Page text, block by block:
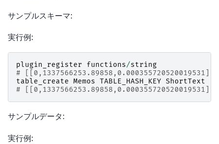
サンプルスキーマ:
実行例:
plugin_register functions/string
#
table_create Memos TABLE_HASH_KEY ShortText
#
サンプルデータ:
実行例: